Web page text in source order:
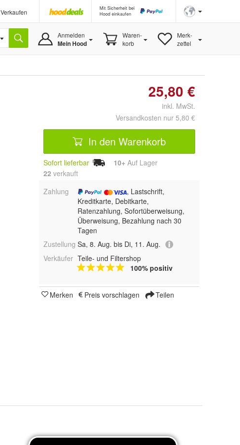
Verkaufen
Mit Sicherheit bei
Hood einkaufen
Anmelden
Mein Hood
Waren-
korb
Merk-
zettel
25,80 €
inkl. MwSt.
Versandkosten nur 5,80 €
In den Warenkorb
Sofort lieferbar 10+ Auf Lager
22 verkauft
Zahlung
, Lastschrift,
Kreditkarte, Debitkarte,
Ratenzahlung, Sofortüberweisung,
Überweisung, Bezahlung nach 30
Tagen
Zustellung Sa, 8. Aug. bis Di, 11. Aug.
Verkäufer Teile- und Filtershop
100% positiv
Merken Preis vorschlagen Teilen